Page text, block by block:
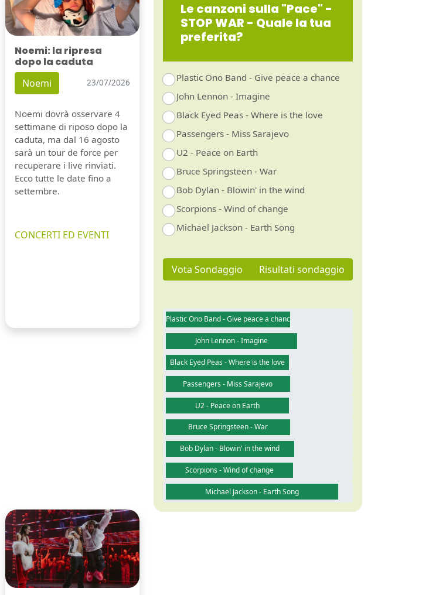
Noemi: la ripresa
dopo la caduta
Noemi 23/07/2026
Noemi dovrà osservare 4
settimane di riposo dopo la
caduta, ma dal 16 agosto
sarà un tour de force per
recuperare i live rinviati.
Ecco tutte le date fino a
settembre.
CONCERTI ED EVENTI
Le canzoni sulla "Pace" -
STOP WAR - Quale la tua
preferita?
Plastic Ono Band - Give peace a chance
John Lennon - Imagine
Black Eyed Peas - Where is the love
Passengers - Miss Sarajevo
U2 - Peace on Earth
Bruce Springsteen - War
Bob Dylan - Blowin' in the wind
Scorpions - Wind of change
Michael Jackson - Earth Song
Vota Sondaggio Risultati sondaggio
Plastic Ono Band - Give peace a chance
John Lennon - Imagine
Black Eyed Peas - Where is the love
Passengers - Miss Sarajevo
U2 - Peace on Earth
Bruce Springsteen - War
Bob Dylan - Blowin' in the wind
Scorpions - Wind of change
Michael Jackson - Earth Song